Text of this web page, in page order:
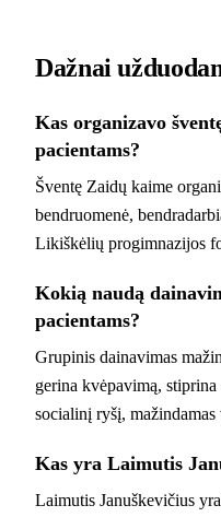
Dažnai
Kas organizavo
pacientams?
Šventę Zaidų kaime
bendruomenė,
Likiškėlių progimnazijos
Kokią naudą
pacientams?
Grupinis dainavimas
gerina kvėpavimą,
socialinį ryšį, mažindamas
Kas yra Laimutis
Laimutis Januškevičius